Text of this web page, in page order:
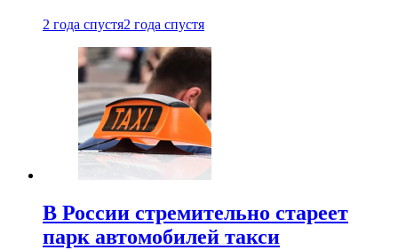
2 года спустя2 года спустя
В России стремительно стареет
парк автомобилей такси